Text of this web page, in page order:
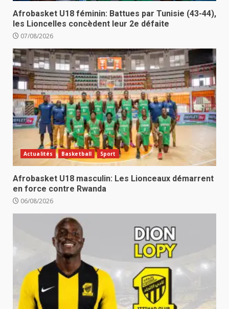
Afrobasket U18 féminin: Battues par Tunisie (43-44),
les Lioncelles concèdent leur 2e défaite
07/08/2026
Actualités Basketball Sport
Afrobasket U18 masculin: Les Lionceaux démarrent
en force contre Rwanda
06/08/2026